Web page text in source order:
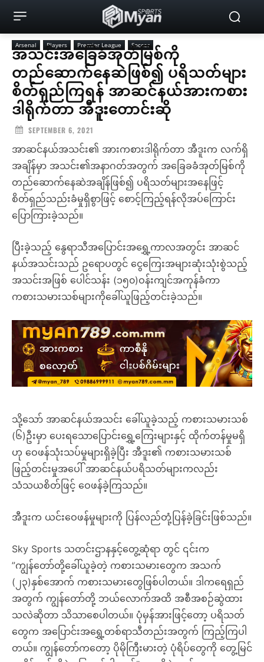
Arsenal Players Premier League Soccer
အသင်းအခြေခံအုတ်မြစ်ကို
တည်ဆောက်နေဆဲဖြစ်၍ ပရိသတ်များ
စိတ်ရှည်ကြရန် အာဆင်နယ်အားကစား
ဒါရိုက်တာ အီဒူးတောင်းဆို
SEPTEMBER 6, 2021
အာဆင်နယ်အသင်း၏ အားကစားဒါရိုက်တာ အီဒူးက လက်ရှိ
အချိန်မှာ အသင်း၏အနာဂတ်အတွက် အခြေခခံအုတ်မြစ်ကို
တည်ဆောက်နေဆဲအချိန်ဖြစ်၍ ပရိသတ်များအနေဖြင့်
စိတ်ရှည်သည်းခံမှုရှိစွာဖြင့် စောင့်ကြည့်ရန်လိုအပ်ကြောင်း
ပြောကြားခဲ့သည်။
ပြီးခဲ့သည့် နွေရာသီအပြောင်းအရွှေ့ကာလအတွင်း အာဆင်
နယ်အသင်းသည် ဥရောပတွင် ငွေကြေးအများဆုံးသုံးစွဲသည့်
အသင်းအဖြစ် ပေါင်သန်း (၁၅၀)ဝန်းကျင်အကုန်ခံကာ
ကစားသမားသစ်များကိုခေါ်ယူဖြည့်တင်းခဲ့သည်။
သို့သော် အာဆင်နယ်အသင်း ခေါ်ယူခဲ့သည့် ကစားသမားသစ်
(၆)ဦးမှာ ပေးရသောပြောင်းရွှေ့ကြေးများနှင့် ထိုက်တန်မှုမရှိ
ဟု ဝေဖန်သုံးသပ်မှုများရှိခဲ့ပြီး အီဒူး၏ ကစားသမားသစ်
ဖြည့်တင်းမှုအပေါ် အာဆင်နယ်ပရိသတ်များကလည်း
သံသယစိတ်ဖြင့် ဝေဖန်ခဲ့ကြသည်။
အီဒူးက ယင်းဝေဖန်မှုများကို ပြန်လည်တုံ့ပြန်ခဲ့ခြင်းဖြစ်သည်။
Sky Sports သတင်းဌာနနှင့်တွေ့ဆုံရာ တွင် ၎င်းက
”ကျွန်တော်တို့ခေါ်ယူခဲ့တဲ့ ကစားသမားတွေက အသက်
(၂၃)နှစ်အောက် ကစားသမားတွေဖြစ်ပါတယ်။ ဒါကရေရှည်
အတွက် ကျွန်တော်တို့ ဘယ်လောက်အထိ အစီအစဉ်ဆွဲထား
သလဲဆိုတာ သိသာစေပါတယ်။ ပုံမှန်အားဖြင့်တော့ ပရိသတ်
တွေက အပြောင်းအရွှေ့တစ်ရာသီတည်းအတွက် ကြည့်ကြပါ
တယ်။ ကျွန်တော်ကတော့ ပိုမိုကြီးမားတဲ့ ပုံရိပ်တွေကို တွေ့မြင်